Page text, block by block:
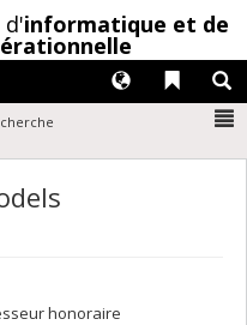
d'informatique et de
Liens
Langues
honoraire